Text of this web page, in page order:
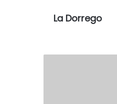
La Dorrego